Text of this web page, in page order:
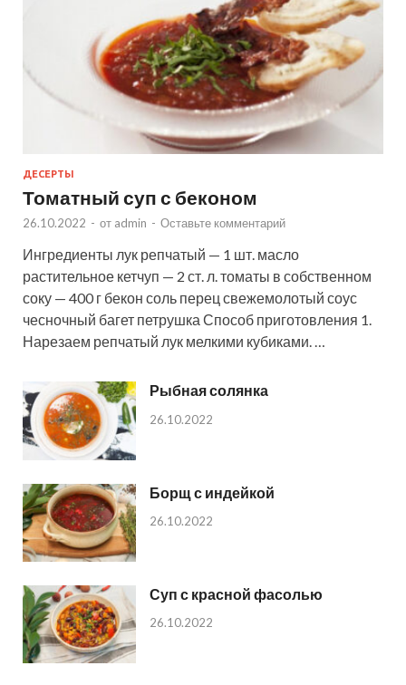
ДЕСЕРТЫ
Томатный суп с беконом
26.10.2022 - от admin - Оставьте комментарий
Ингредиенты лук репчатый — 1 шт. масло
растительное кетчуп — 2 ст. л. томаты в собственном
соку — 400 г бекон соль перец свежемолотый соус
чесночный багет петрушка Способ приготовления 1.
Нарезаем репчатый лук мелкими кубиками. …
Рыбная солянка
26.10.2022
Борщ с индейкой
26.10.2022
Суп с красной фасолью
26.10.2022